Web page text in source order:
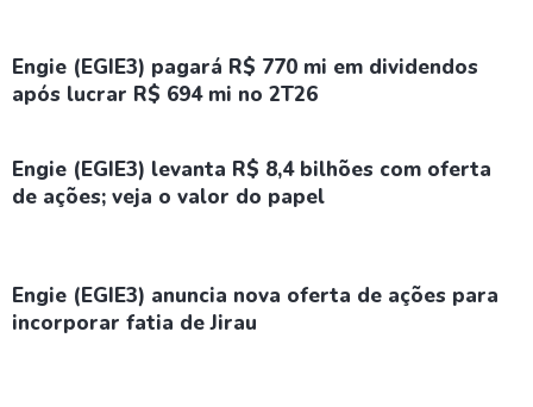
Engie (EGIE3) pagará R$ 770 mi em dividendos
após lucrar R$ 694 mi no 2T26
Engie (EGIE3) levanta R$ 8,4 bilhões com oferta
de ações; veja o valor do papel
Engie (EGIE3) anuncia nova oferta de ações para
incorporar fatia de Jirau